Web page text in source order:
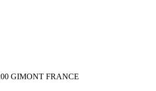
GIMONT FRANCE